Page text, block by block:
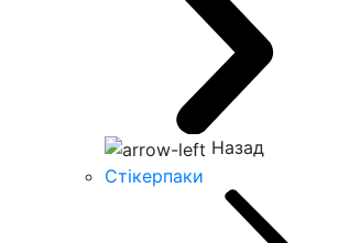
Назад
Стікерпаки